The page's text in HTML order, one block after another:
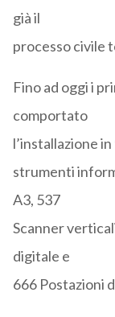
già il
processo civile
Fino ad oggi i
comportato
l’installazione
strumenti
A3, 537
Scanner
digitale e
666 Postazioni